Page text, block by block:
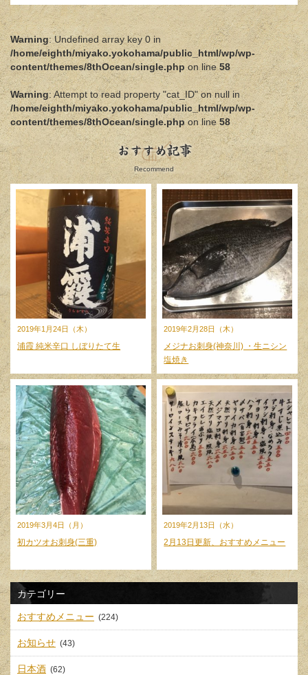
Warning: Undefined array key 0 in
/home/eighth/miyako.yokohama/public_html/wp/wp-
content/themes/8thOcean/single.phpon line58
Warning: Attempt to read property "cat_ID" on null in
/home/eighth/miyako.yokohama/public_html/wp/wp-
content/themes/8thOcean/single.phpon line58
おすすめ記事
Recommend
2019年1月24日（木）
浦霞 純米辛口 しぼりたて生
2019年2月28日（木）
メジナお刺身(神奈川) ・生ニシン
塩焼き
2019年3月4日（月）
初カツオお刺身(三重)
2019年2月13日（水）
2月13日更新、おすすめメニュー
カテゴリー
おすすめメニュー (224)
お知らせ (43)
日本酒 (62)